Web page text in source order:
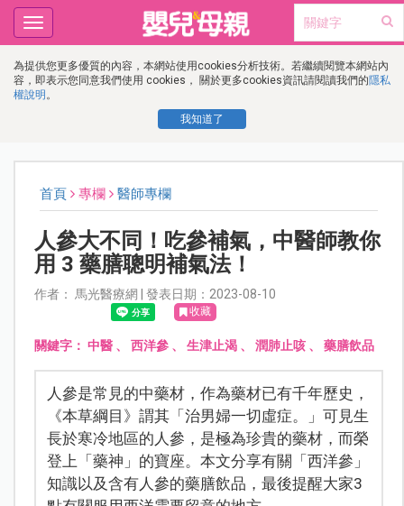
為提供您更多優質的內容，本網站使用cookies分析技術。若繼續閱覽本網站內
容，即表示您同意我們使用 cookies， 關於更多cookies資訊請閱讀我們的隱私
權說明 。
我知道了
Toggle
navigation
首頁 專欄 醫師專欄
人參大不同！吃參補氣，中醫師教你
用 3 藥膳聰明補氣法！
作者： 馬光醫療網 | 發表日期：2023-08-10
收藏
關鍵字： 中醫、 西洋參、 生津止渴、 潤肺止咳、 藥膳飲品
人參是常見的中藥材，作為藥材已有千年歷史，
《本草綱目》謂其「治男婦一切虛症。」可見生
長於寒冷地區的人參，是極為珍貴的藥材，而榮
登上「藥神」的寶座。本文分享有關「西洋參」
知識以及含有人參的藥膳飲品，最後提醒大家3